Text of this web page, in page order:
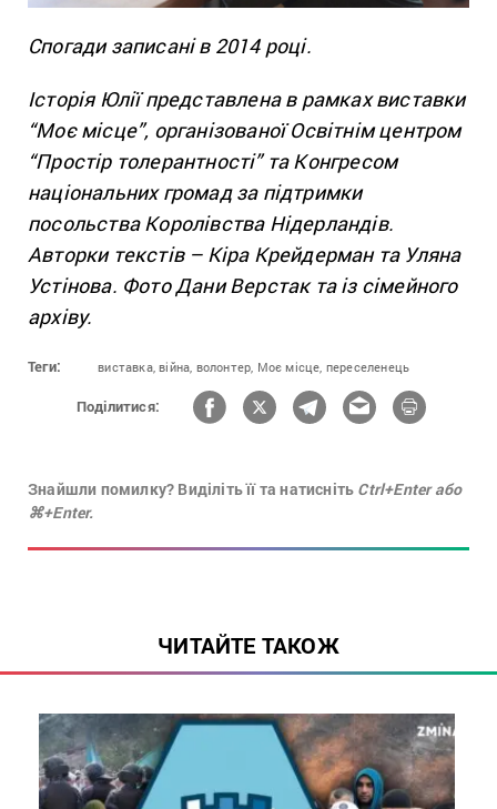
Спогади записані в 2014 році.
Історія Юлії представлена в рамках виставки
“Моє місце”, організованої Освітнім центром
“Простір толерантності” та Конгресом
національних громад за підтримки
посольства Королівства Нідерландів.
Авторки текстів – Кіра Крейдерман та Уляна
Устінова. Фото Дани Верстак та із сімейного
архіву.
Теги: виставка, війна, волонтер, Моє місце, переселенець
Поділитися:
Знайшли помилку? Виділіть її та натисніть Ctrl+Enter або
⌘+Enter.
ЧИТАЙТЕ ТАКОЖ